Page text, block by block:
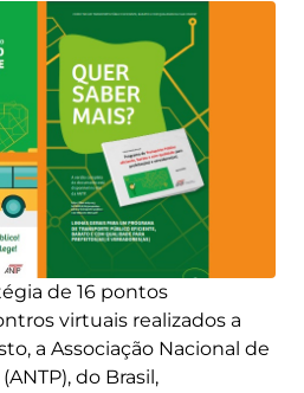
de 16 pontos
virtuais realizados a
a Associação Nacional de
do Brasil,